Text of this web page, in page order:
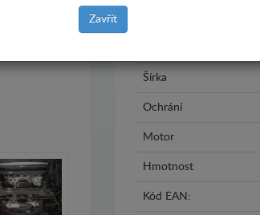
Šírka
Ochrání
Motor
Hmotnost
Kód EAN:
Zavřít